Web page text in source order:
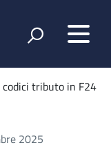
codici tributo in F24
2025